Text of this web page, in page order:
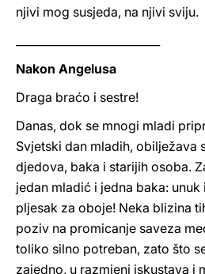
njivi mog susjeda, na njivi sviju.
Nakon Angelusa
Draga braćo i sestre!
Danas, dok se mnogi mladi
Svjetski dan mladih, obilježava
djedova, baka i starijih osoba.
jedan mladić i jedna baka:
pljesak za oboje! Neka blizina
poziv na promicanje saveza
toliko silno potreban, zato što
zajedno, u razmjeni iskustava i